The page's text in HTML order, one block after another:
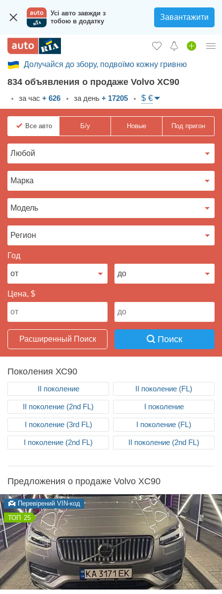
Усі авто завжди з
тобою в додатку
Завантажити
Вход в кабинет
Збір на авто для ЗСУ
Автомобили б/у
Новые авто
Новости
Все для авто
Загрузить приложение
Долучайся до збору, подвоїмо кожну гривню
834 объявления о продаже Volvo XC90
за час + 626 за день + 17205 $ €
Все авто Б/у Новые Под пригон
Год
Цена, $
Расширенный Поиск Поиск
Поколения ХС90
II поколение II поколение (FL)
II поколение (2nd FL) I поколениe
I поколениe (3rd FL) I поколение (FL)
I поколениe (2nd FL) II поколение (2nd FL)
Предложения о продаже Volvo XC90
Перевірений VIN-код
25